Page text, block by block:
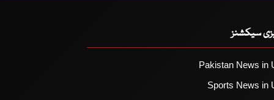
سیکشنز
Pakistan News in
Sports News in